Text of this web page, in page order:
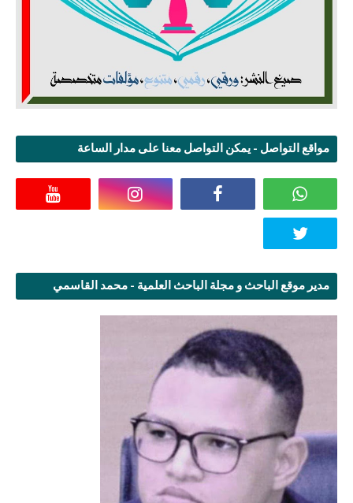
مواقع التواصل - يمكن التواصل معنا على مدار الساعة
مدير موقع الباحث و مجلة الباحث العلمية - محمد القاسمي